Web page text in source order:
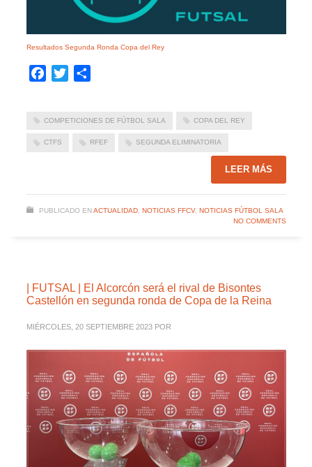
Resultados Segunda Ronda Copa del Rey
Facebook
Twitter
COMPETICIONES DE FÚTBOL SALA COPA DEL REY
CTFS RFEF SEGUNDA ELIMINATORIA
LEER MÁS
PUBLICADO EN ACTUALIDAD, NOTICIAS FFCV, NOTICIAS FÚTBOL SALA
NO COMMENTS
| FUTSAL | El Alcorcón será el rival de Bisontes
Castellón en segunda ronda de Copa de la Reina
MIÉRCOLES, 20 SEPTIEMBRE 2023 POR